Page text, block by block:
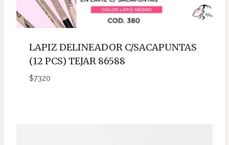
LAPIZ DELINEADOR C/SACAPUNTAS
(12 PCS) TEJAR 86588
$7320